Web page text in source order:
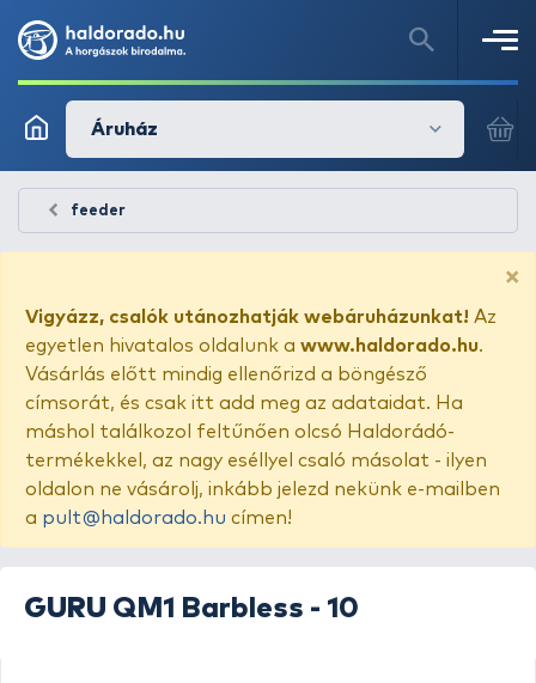
Áruház
feeder
×
Vigyázz, csalók utánozhatják webáruházunkat! Az
egyetlen hivatalos oldalunk a www.haldorado.hu.
Vásárlás előtt mindig ellenőrizd a böngésző
címsorát, és csak itt add meg az adataidat. Ha
máshol találkozol feltűnően olcsó Haldorádó-
termékekkel, az nagy eséllyel csaló másolat - ilyen
oldalon ne vásárolj, inkább jelezd nekünk e-mailben
a pult@haldorado.hu címen!
GURU QM1 Barbless - 10